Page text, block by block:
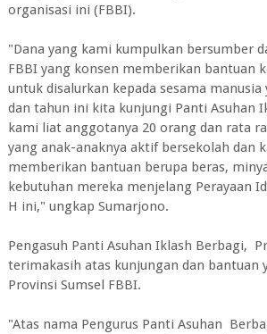
organisasi ini (FBBI).
"Dana yang kami kumpulkan bersumber
FBBI yang konsen memberikan bantuan
untuk disalurkan kepada sesama
dan tahun ini kita kunjungi Panti Asuhan
kami liat anggotanya 20 orang dan rata
yang anak-anaknya aktif bersekolah dan
memberikan bantuan berupa beras,
kebutuhan mereka menjelang Perayaan
H ini," ungkap Sumarjono.
Pengasuh Panti Asuhan Iklash Berbagi,
terimakasih atas kunjungan dan bantuan
Provinsi Sumsel FBBI.
"Atas nama Pengurus Panti Asuhan